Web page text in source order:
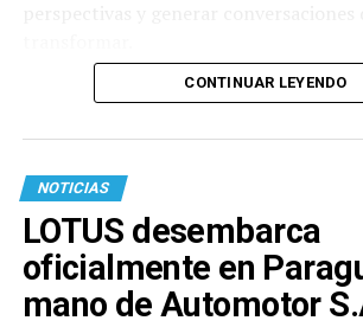
CONTINUAR LEYENDO
NOTICIAS
LOTUS desembarca
oficialmente en
mano de Automotor